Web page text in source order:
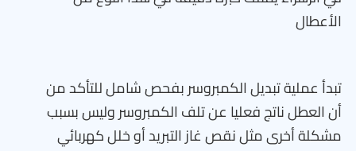
الأعطال
تبدأ عملية تبديل الكمبروسر بفحص شامل للتأكد من
أن العطل ناتج فعليا عن تلف الكمبروسر وليس بسبب
مشكلة أخرى مثل نقص غاز التبريد أو خلل كهربائي